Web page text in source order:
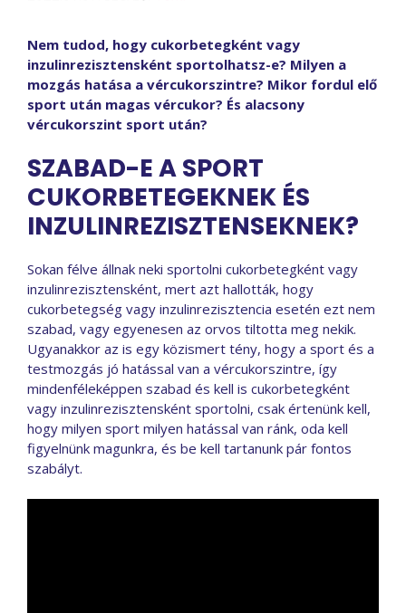
Nem tudod, hogy cukorbetegként vagy
inzulinrezisztensként sportolhatsz-e? Milyen a
mozgás hatása a vércukorszintre? Mikor fordul elő
sport után magas vércukor? És alacsony
vércukorszint sport után?
SZABAD-E A SPORT
CUKORBETEGEKNEK ÉS
INZULINREZISZTENSEKNEK?
Sokan félve állnak neki sportolni cukorbetegként vagy
inzulinrezisztensként, mert azt hallották, hogy
cukorbetegség vagy inzulinrezisztencia esetén ezt nem
szabad, vagy egyenesen az orvos tiltotta meg nekik.
Ugyanakkor az is egy közismert tény, hogy a sport és a
testmozgás jó hatással van a vércukorszintre, így
mindenféleképpen szabad és kell is cukorbetegként
vagy inzulinrezisztensként sportolni, csak értenünk kell,
hogy milyen sport milyen hatással van ránk, oda kell
figyelnünk magunkra, és be kell tartanunk pár fontos
szabályt.